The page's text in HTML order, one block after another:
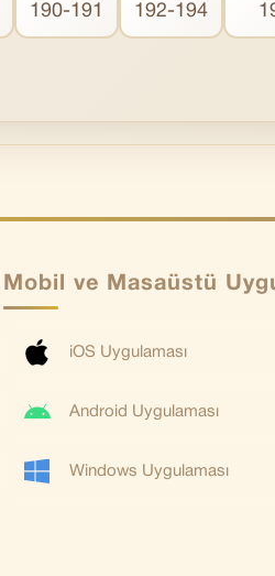
190-191 192-194
Mobil ve Masaüstü
iOS Uygulaması
Android Uygulaması
Windows Uygulaması